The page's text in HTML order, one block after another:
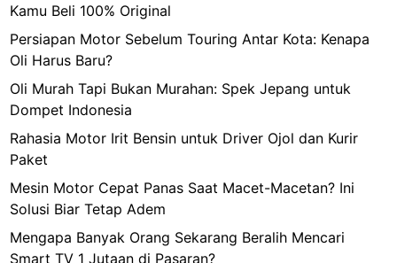
Kamu Beli 100% Original
Persiapan Motor Sebelum Touring Antar Kota: Kenapa
Oli Harus Baru?
Oli Murah Tapi Bukan Murahan: Spek Jepang untuk
Dompet Indonesia
Rahasia Motor Irit Bensin untuk Driver Ojol dan Kurir
Paket
Mesin Motor Cepat Panas Saat Macet-Macetan? Ini
Solusi Biar Tetap Adem
Mengapa Banyak Orang Sekarang Beralih Mencari
Smart TV 1 Jutaan di Pasaran?